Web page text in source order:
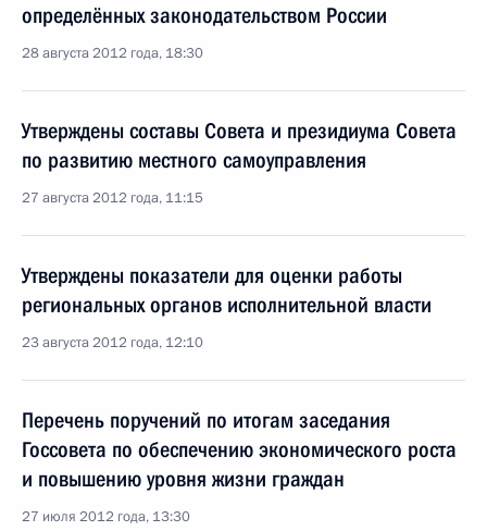
определённых законодательством России
28 августа 2012 года, 18:30
Утверждены составы Совета и президиума Совета
по развитию местного самоуправления
27 августа 2012 года, 11:15
Утверждены показатели для оценки работы
региональных органов исполнительной власти
23 августа 2012 года, 12:10
Перечень поручений по итогам заседания
Госсовета по обеспечению экономического роста
и повышению уровня жизни граждан
27 июля 2012 года, 13:30